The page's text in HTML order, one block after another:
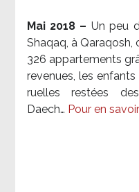
Mai 2018 – Un peu
Shaqaq, à Qaraqosh,
326 appartements
revenues, les
ruelles restées
Daech… Pour en